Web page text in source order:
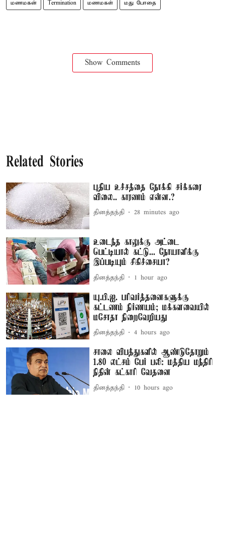
மணமகன் Termination மணமகள் மது போதை
Show Comments
Related Stories
புதிய உச்சத்தை நோக்கி சர்க்கரை
விலை.. காரணம் என்ன.?
தினத்தந்தி 28 minutes ago
உடைந்த காலுக்கு அட்டை
பெட்டியால் கட்டு... நோயாளிக்கு
இப்படியும் சிகிச்சையா?
தினத்தந்தி 1 hour ago
யு.பி.ஐ. பரிவர்த்தனைகளுக்கு
கட்டணம் நிர்ணயம்; மக்களவையில்
மசோதா நிறைவேறியது
தினத்தந்தி 4 hours ago
சாலை விபத்துகளில் ஆண்டுதோறும்
1.80 லட்சம் பேர் பலி: மத்திய மந்திரி
நிதின் கட்காரி வேதனை
தினத்தந்தி 10 hours ago